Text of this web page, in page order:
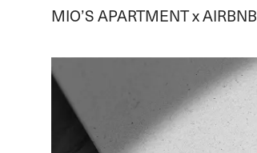
MIO’S APARTMENT x AIRBNB